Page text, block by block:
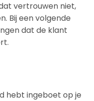
vertrouwen niet,
Bij een volgende
dat de klant
hebt ingeboet op je